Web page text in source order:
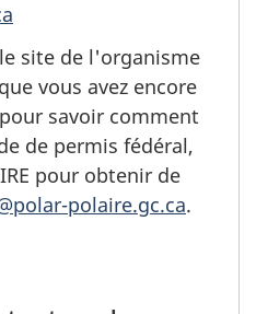
site de l'organisme
vous avez encore
savoir comment
de permis fédéral,
pour obtenir de
polaire.gc.ca.